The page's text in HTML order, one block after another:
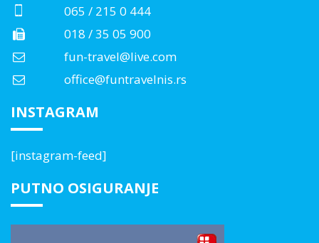
065 / 215 0 444
018 / 35 05 900
fun-travel@live.com
office@funtravelnis.rs
INSTAGRAM
[instagram-feed]
PUTNO OSIGURANJE